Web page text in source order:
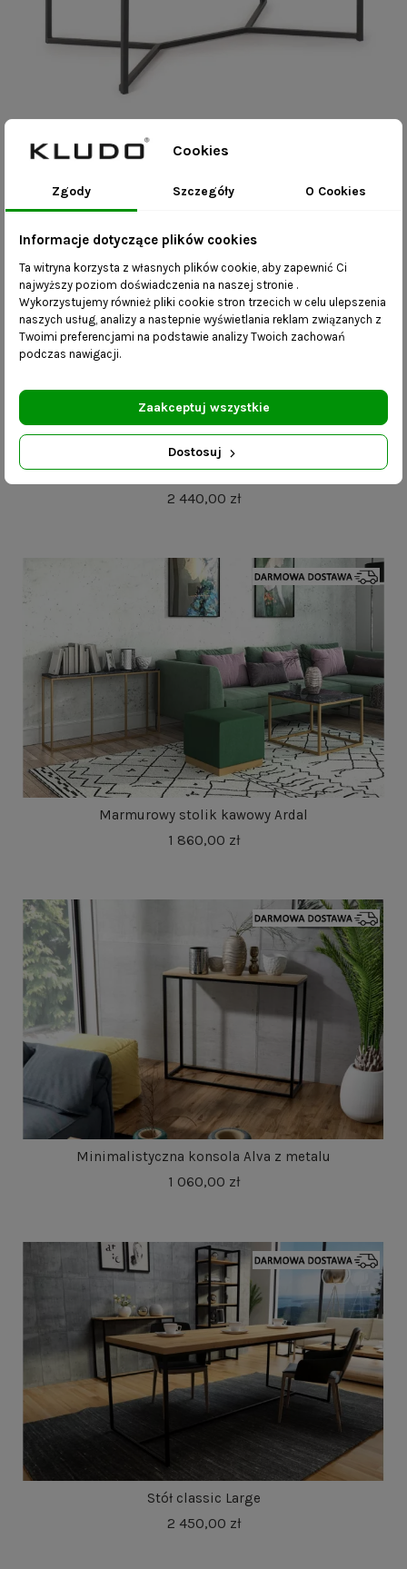
1 220,00 zł
Minimalistyczna szafka RTV Alvi z szufladą
2 440,00 zł
Marmurowy stolik kawowy Ardal
1 860,00 zł
Minimalistyczna konsola Alva z metalu
1 060,00 zł
Stół classic Large
2 450,00 zł
Cookies
Zgody Szczegóły O Cookies
Informacje dotyczące plików cookies
Ta witryna korzysta z własnych plików cookie, aby zapewnić Ci
najwyższy poziom doświadczenia na naszej stronie .
Wykorzystujemy również pliki cookie stron trzecich w celu ulepszenia
naszych usług, analizy a nastepnie wyświetlania reklam związanych z
Twoimi preferencjami na podstawie analizy Twoich zachowań
podczas nawigacji.
Dostosuj
Zaakceptuj wszystkie